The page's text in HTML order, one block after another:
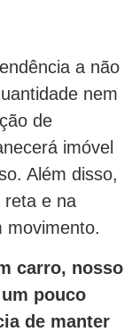
a não
nem
de
imóvel
Além disso,
reta e na
movimento.
carro, nosso
pouco
de manter